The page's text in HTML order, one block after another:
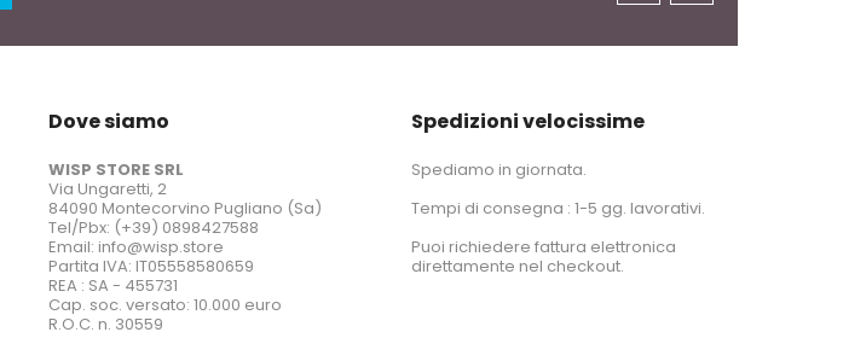
Dove siamo
WISP STORE SRL
Via Ungaretti, 2
84090 Montecorvino Pugliano (Sa)
Tel/Pbx: (+39) 0898427588
Email: info@wisp.store
Partita IVA: IT05558580659
REA : SA - 455731
Cap. soc. versato: 10.000 euro
R.O.C. n. 30559
Spedizioni velocissime
Spediamo in giornata.
Tempi di consegna : 1-5 gg. lavorativi.
Puoi richiedere fattura elettronica
direttamente nel checkout.